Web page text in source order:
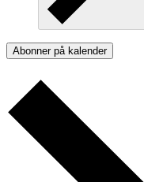
Abonner på kalender